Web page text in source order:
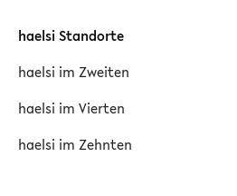
haelsi Standorte
haelsi im Zweiten
haelsi im Vierten
haelsi im Zehnten